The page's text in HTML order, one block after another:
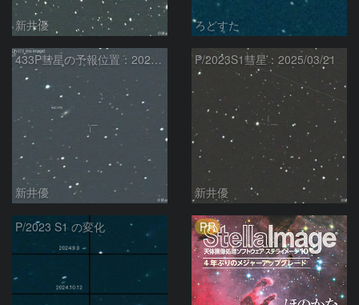
新井優 ろどすた
433P彗星の予報位置：2025/05/04
新井優
P/2023S1彗星：2025/03/21
新井優
P/2023 S1 の変化 PR